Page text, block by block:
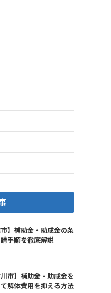
市】補助金・助成金の条
手順を徹底解説
川市】補助金・助成金を
解体費用を抑える方法